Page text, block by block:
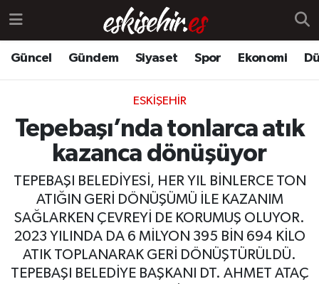
Güncel Gündem Siyaset Spor Ekonomi
ESKIŞEHIR
Tepebaşı’nda tonlarca atık
kazanca dönüşüyor
TEPEBAŞI BELEDİYESİ, HER YIL BİNLERCE TON
ATIĞIN GERİ DÖNÜŞÜMÜ İLE KAZANIM
SAĞLARKEN ÇEVREYİ DE KORUMUŞ OLUYOR.
2023 YILINDA DA 6 MİLYON 395 BİN 694 KİLO
ATIK TOPLANARAK GERİ DÖNÜŞTÜRÜLDÜ.
TEPEBAŞI BELEDİYE BAŞKANI DT. AHMET ATAÇ